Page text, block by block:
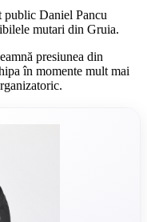
public Daniel Pancu
mutari din Gruia.
presiunea din
în momente mult mai